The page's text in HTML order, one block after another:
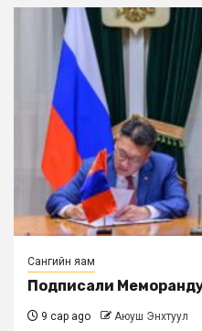
Сангийн яам
Подписали
9 сар ago Аюуш Энхтуул